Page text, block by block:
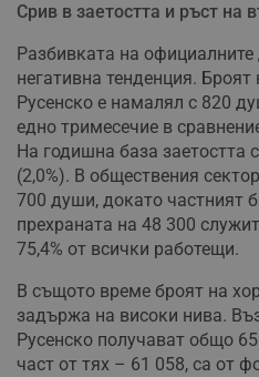
Срив в заетостта и ръст на
Разбивката на
негативна тенденция. Броят
Русенско е намалял с 820
едно тримесечие в
На годишна база заетостта
(2,0%). В обществения
700 души, докато частният
прехраната на 48 300
75,4% от всички работещи.
В същото време броят на
задържа на високи нива.
Русенско получават общо
част от тях – 61 058, са от